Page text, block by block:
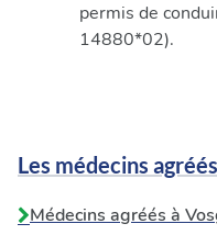
permis de
14880*02).
Les médecins
Médecins agréés à